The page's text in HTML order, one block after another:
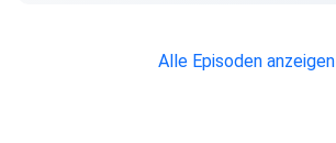
Alle Episoden anzeigen